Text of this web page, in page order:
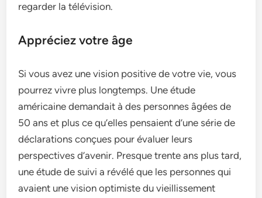
regarder la télévision.
Appréciez votre âge
Si vous avez une vision positive de votre vie, vous
pourrez vivre plus longtemps. Une étude
américaine demandait à des personnes âgées de
50 ans et plus ce qu’elles pensaient d’une série de
déclarations conçues pour évaluer leurs
perspectives d’avenir. Presque trente ans plus tard,
une étude de suivi a révélé que les personnes qui
avaient une vision optimiste du vieillissement